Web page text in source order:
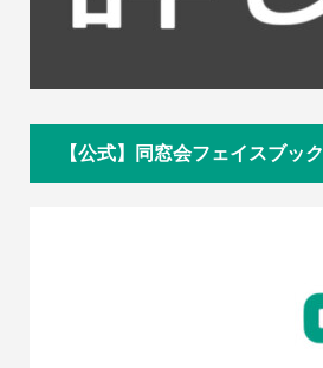
【公式】同窓会フェイスブック